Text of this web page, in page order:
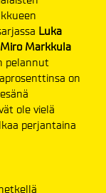
Luka
Miro Markkula
pelannut
on
ole vielä
perjantaina